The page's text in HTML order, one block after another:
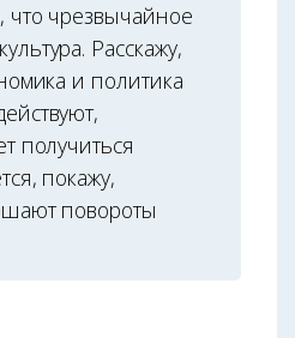
что чрезвычайное
Расскажу,
и политика
получиться
покажу,
повороты